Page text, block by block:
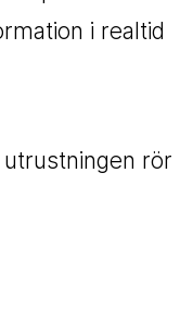
i realtid
rör